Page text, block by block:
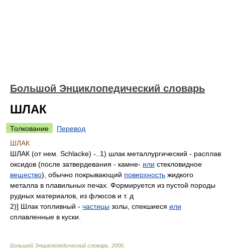
Большой Энциклопедический словарь
ШЛАК
Толкование
Перевод
ШЛАК
ШЛАК (от нем. Schlacke) -..1) шлак металлургический - расплав
оксидов (после затвердевания - камне- или стекловидное
вещество), обычно покрывающий поверхность жидкого
металла в плавильных печах. Формируется из пустой породы
рудных материалов, из флюсов и т. д
2)] Шлак топливный - частицы золы, спекшиеся или
сплавленные в куски.
Большой Энциклопедический словарь 2000